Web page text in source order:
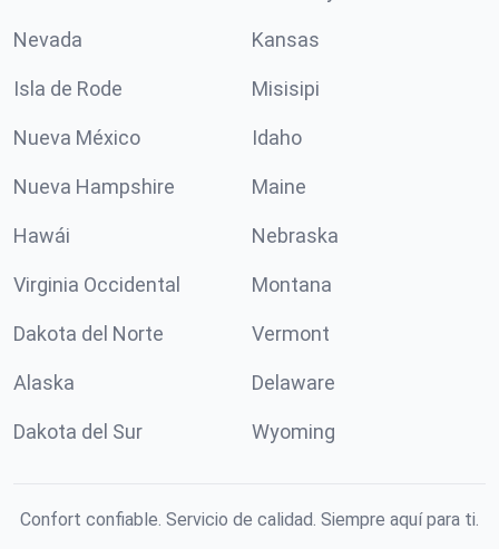
Nevada Kansas
Isla de Rode Misisipi
Nueva México Idaho
Nueva Hampshire Maine
Hawái Nebraska
Virginia Occidental Montana
Dakota del Norte Vermont
Alaska Delaware
Dakota del Sur Wyoming
Confort confiable. Servicio de calidad. Siempre aquí para ti.